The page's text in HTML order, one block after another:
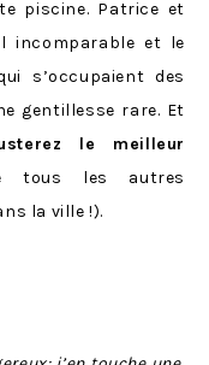
piscine. Patrice et
incomparable et le
s’occupaient des
gentillesse rare. Et
le meilleur
tous les autres
la ville !).